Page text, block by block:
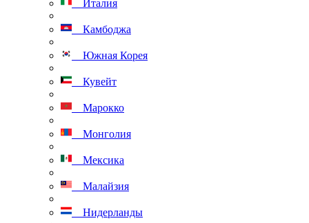
Италия
Камбоджа
Южная Корея
Кувейт
Марокко
Монголия
Мексика
Малайзия
Нидерланды